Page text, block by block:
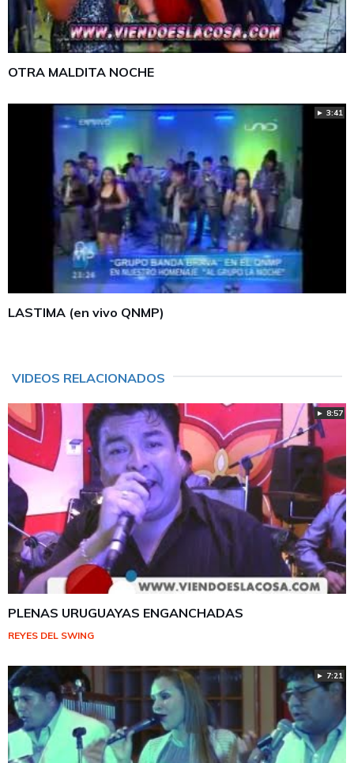
OTRA MALDITA NOCHE
► 3:41
LASTIMA (en vivo QNMP)
VIDEOS RELACIONADOS
► 8:57
PLENAS URUGUAYAS ENGANCHADAS
REYES DEL SWING
► 7:21